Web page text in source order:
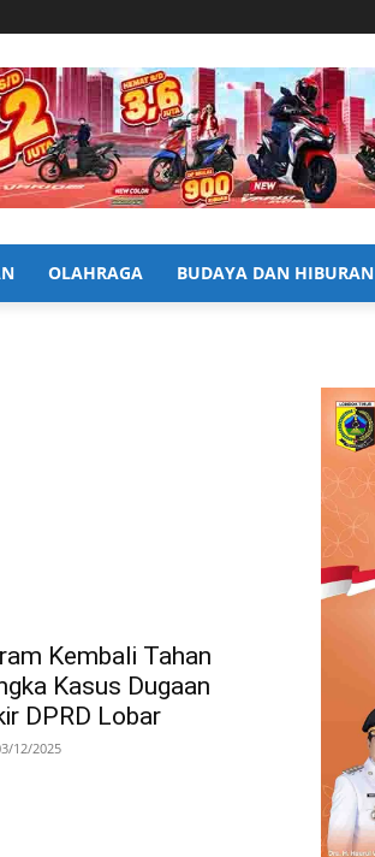
OLAHRAGA BUDAYA DAN HIBURAN
Kembali Tahan
Kasus Dugaan
DPRD Lobar
12/2025